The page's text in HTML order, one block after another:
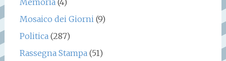
Memoria(4)
Mosaico dei Giorni(9)
Politica(287)
Rassegna Stampa(51)